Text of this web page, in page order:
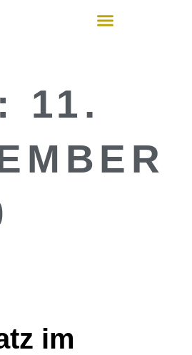
11.
im